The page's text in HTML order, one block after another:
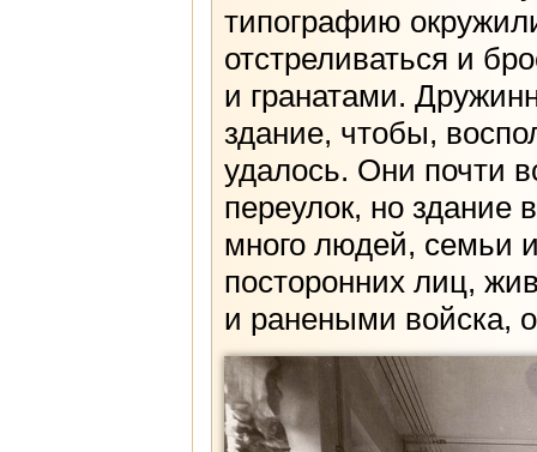
типографию
отстреливаться и
и гранатами.
здание, чтобы,
удалось. Они почти
переулок, но здание
много людей, семьи
посторонних лиц,
и ранеными войска,